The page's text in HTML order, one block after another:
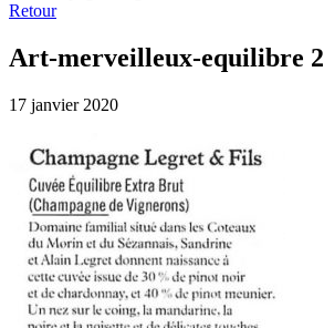
Retour
Art-merveilleux-equilibre 2
17 janvier 2020